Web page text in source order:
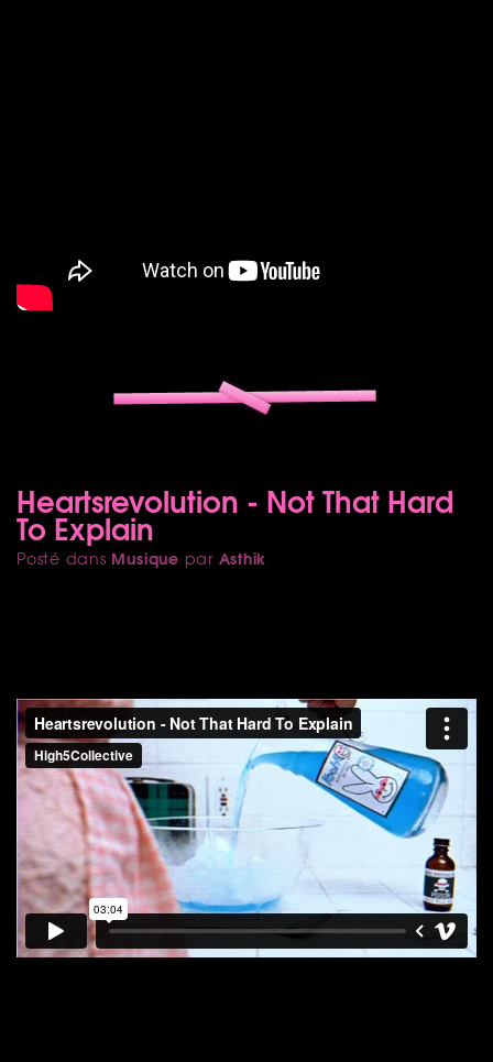
Heartsrevolution - Not That Hard
To Explain
Posté dans Musique par Asthik